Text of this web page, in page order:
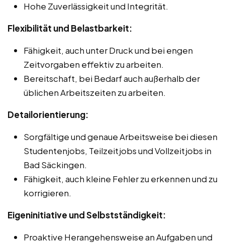
Hohe Zuverlässigkeit und Integrität.
Flexibilität und Belastbarkeit:
Fähigkeit, auch unter Druck und bei engen
Zeitvorgaben effektiv zu arbeiten.
Bereitschaft, bei Bedarf auch außerhalb der
üblichen Arbeitszeiten zu arbeiten.
Detailorientierung:
Sorgfältige und genaue Arbeitsweise bei diesen
Studentenjobs, Teilzeitjobs und Vollzeitjobs in
Bad Säckingen.
Fähigkeit, auch kleine Fehler zu erkennen und zu
korrigieren.
Eigeninitiative und Selbstständigkeit:
Proaktive Herangehensweise an Aufgaben und